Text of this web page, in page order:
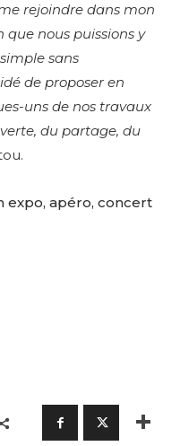
rejoindre dans mon
nous puissions y
sans
de proposer en
uns de nos travaux
du partage, du
expo, apéro, concert